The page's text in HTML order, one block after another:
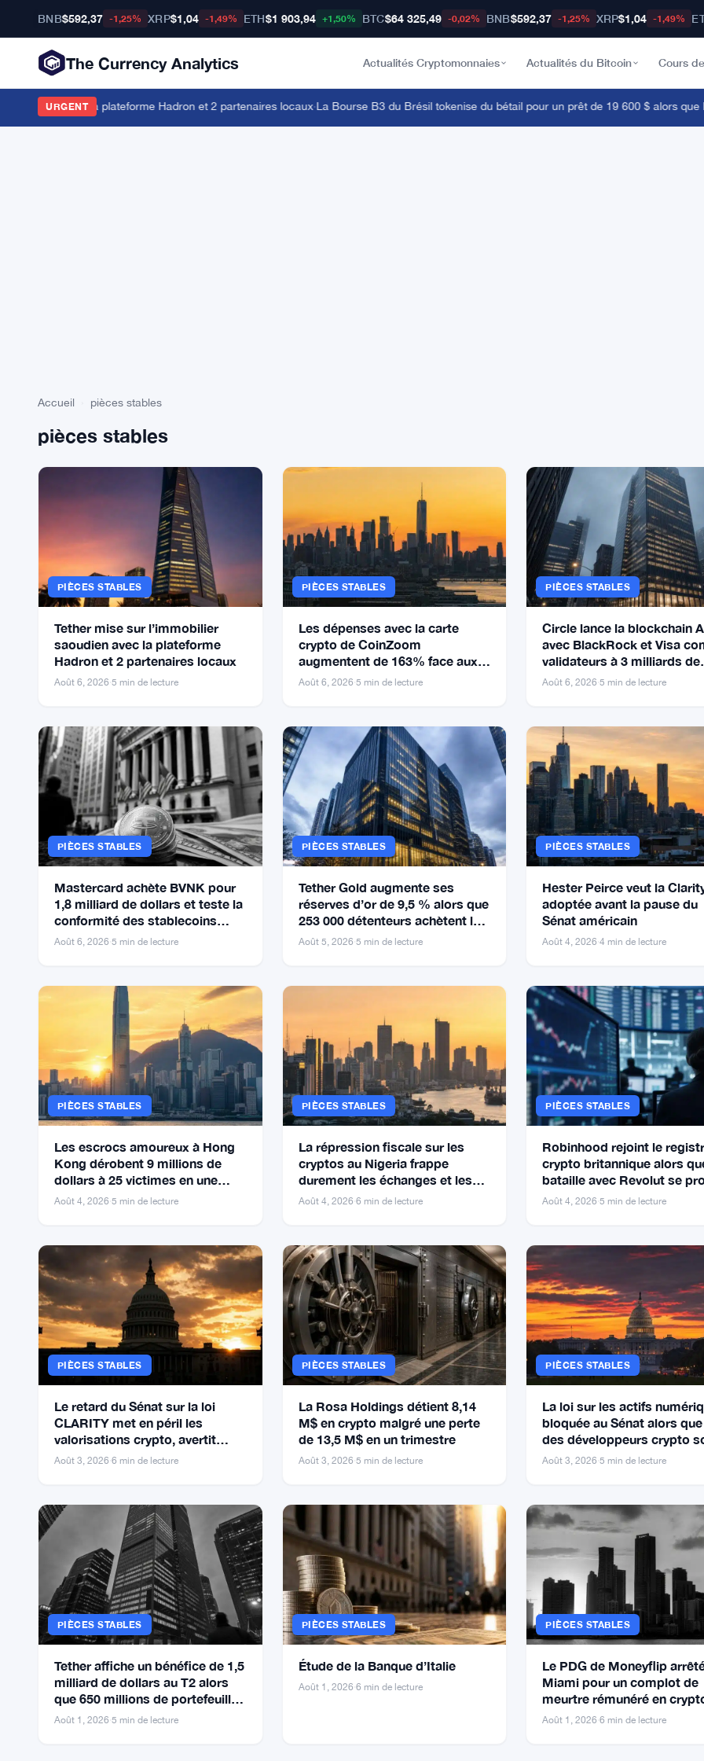
BNB$592,37 -1,25% XRP$1,04 -1,49% ETH$1 903,94 +1,50% BTC$64 325,49 -0,02% BNB$592,37 -1,25% XRP$1,04 -1,49%
The Currency Analytics Actualités Cryptomonnaies Actualités du Bitcoin Cours
URGENT
avec la plateforme Hadron et 2 partenaires locaux·La Bourse B3 du Brésil tokenise du bétail pour un prêt de 19 600 $ alors que la
Accueil pièces stables
pièces stables
PIÈCES STABLES
Tether mise sur l’immobilier
saoudien avec la plateforme
Hadron et 2 partenaires locaux
Août 6, 2026 5 min de lecture
PIÈCES STABLES
Les dépenses avec la carte
crypto de CoinZoom
augmentent de 163% face aux
factures de carburant et
Août 6, 2026 5 min de lecture
PIÈCES STABLES
Circle lance la blockchain
avec BlackRock et Visa
validateurs à 3 milliards de
dollars
Août 6, 2026 ·5 min de lecture
PIÈCES STABLES
Mastercard achète BVNK pour
1,8 milliard de dollars et teste la
conformité des stablecoins
avec Borderless
Août 6, 2026 5 min de lecture
PIÈCES STABLES
Tether Gold augmente ses
réserves d’or de 9,5 % alors que
253 000 détenteurs achètent la
baisse
Août 5, 2026 5 min de lecture
PIÈCES STABLES
Hester Peirce veut la
adoptée avant la pause du
Sénat américain
Août 4, 2026 ·4 min de lecture
PIÈCES STABLES
Les escrocs amoureux à Hong
Kong dérobent 9 millions de
dollars à 25 victimes en une
semaine
Août 4, 2026 5 min de lecture
PIÈCES STABLES
La répression fiscale sur les
cryptos au Nigeria frappe
durement les échanges et les
plateformes P2P
Août 4, 2026 6 min de lecture
PIÈCES STABLES
Robinhood rejoint le
crypto britannique alors
bataille avec Revolut se
Août 4, 2026 ·5 min de lecture
PIÈCES STABLES
Le retard du Sénat sur la loi
CLARITY met en péril les
valorisations crypto, avertit
Bernstein
Août 3, 2026 6 min de lecture
PIÈCES STABLES
La Rosa Holdings détient 8,14
M$ en crypto malgré une perte
de 13,5 M$ en un trimestre
Août 3, 2026 5 min de lecture
PIÈCES STABLES
La loi sur les actifs
bloquée au Sénat alors
des développeurs crypto
offshore
Août 3, 2026 ·5 min de lecture
PIÈCES STABLES
Tether affiche un bénéfice de 1,5
milliard de dollars au T2 alors
que 650 millions de portefeuilles
adoptent
Août 1, 2026 5 min de lecture
PIÈCES STABLES
Étude de la Banque d’Italie
Août 1, 2026 6 min de lecture
PIÈCES STABLES
Le PDG de Moneyflip
Miami pour un complot de
meurtre rémunéré en crypto
750 000 $
Août 1, 2026 ·6 min de lecture